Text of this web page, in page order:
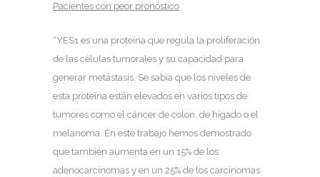
Pacientes con peor pronóstico
“YES1 es una proteína que regula la proliferación
de las células tumorales y su capacidad para
generar metástasis. Se sabía que los niveles de
esta proteína están elevados en varios tipos de
tumores como el cáncer de colon, de hígado o el
melanoma. En este trabajo hemos demostrado
que también aumenta en un 15% de los
adenocarcinomas y en un 25% de los carcinomas